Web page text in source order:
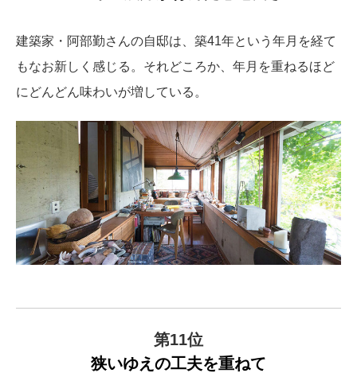
建築家・阿部勤さんの自邸は、築41年という年月を経て
もなお新しく感じる。それどころか、年月を重ねるほど
にどんどん味わいが増している。
第11位
狭いゆえの工夫を重ねて